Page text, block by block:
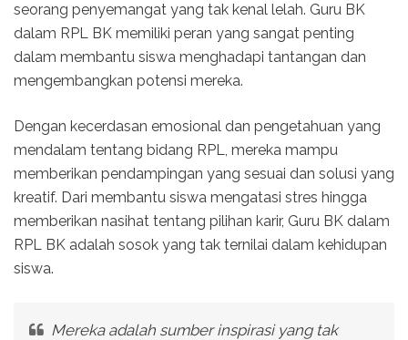
seorang penyemangat yang tak kenal lelah. Guru BK
dalam RPL BK memiliki peran yang sangat penting
dalam membantu siswa menghadapi tantangan dan
mengembangkan potensi mereka.
Dengan kecerdasan emosional dan pengetahuan yang
mendalam tentang bidang RPL, mereka mampu
memberikan pendampingan yang sesuai dan solusi yang
kreatif. Dari membantu siswa mengatasi stres hingga
memberikan nasihat tentang pilihan karir, Guru BK dalam
RPL BK adalah sosok yang tak ternilai dalam kehidupan
siswa.
Mereka adalah sumber inspirasi yang tak